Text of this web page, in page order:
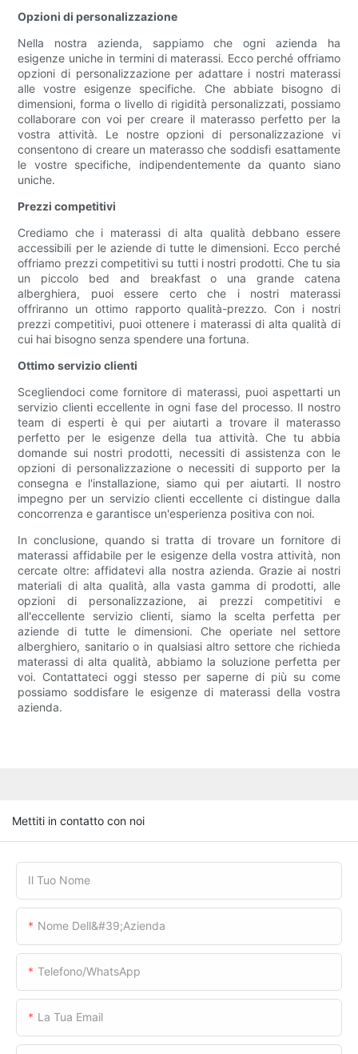
Opzioni di personalizzazione
Nella nostra azienda, sappiamo che ogni azienda ha
esigenze uniche in termini di materassi. Ecco perché offriamo
opzioni di personalizzazione per adattare i nostri materassi
alle vostre esigenze specifiche. Che abbiate bisogno di
dimensioni, forma o livello di rigidità personalizzati, possiamo
collaborare con voi per creare il materasso perfetto per la
vostra attività. Le nostre opzioni di personalizzazione vi
consentono di creare un materasso che soddisfi esattamente
le vostre specifiche, indipendentemente da quanto siano
uniche.
Prezzi competitivi
Crediamo che i materassi di alta qualità debbano essere
accessibili per le aziende di tutte le dimensioni. Ecco perché
offriamo prezzi competitivi su tutti i nostri prodotti. Che tu sia
un piccolo bed and breakfast o una grande catena
alberghiera, puoi essere certo che i nostri materassi
offriranno un ottimo rapporto qualità-prezzo. Con i nostri
prezzi competitivi, puoi ottenere i materassi di alta qualità di
cui hai bisogno senza spendere una fortuna.
Ottimo servizio clienti
Scegliendoci come fornitore di materassi, puoi aspettarti un
servizio clienti eccellente in ogni fase del processo. Il nostro
team di esperti è qui per aiutarti a trovare il materasso
perfetto per le esigenze della tua attività. Che tu abbia
domande sui nostri prodotti, necessiti di assistenza con le
opzioni di personalizzazione o necessiti di supporto per la
consegna e l'installazione, siamo qui per aiutarti. Il nostro
impegno per un servizio clienti eccellente ci distingue dalla
concorrenza e garantisce un'esperienza positiva con noi.
In conclusione, quando si tratta di trovare un fornitore di
materassi affidabile per le esigenze della vostra attività, non
cercate oltre: affidatevi alla nostra azienda. Grazie ai nostri
materiali di alta qualità, alla vasta gamma di prodotti, alle
opzioni di personalizzazione, ai prezzi competitivi e
all'eccellente servizio clienti, siamo la scelta perfetta per
aziende di tutte le dimensioni. Che operiate nel settore
alberghiero, sanitario o in qualsiasi altro settore che richieda
materassi di alta qualità, abbiamo la soluzione perfetta per
voi. Contattateci oggi stesso per saperne di più su come
possiamo soddisfare le esigenze di materassi della vostra
azienda.
Mettiti in contatto con noi
Il Tuo Nome
Nome Dell&#39;azienda
Telefono/WhatsApp
La Tua Email